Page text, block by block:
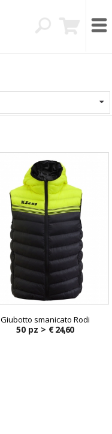
Giubotto smanicato Rodi
50 pz > € 24,60